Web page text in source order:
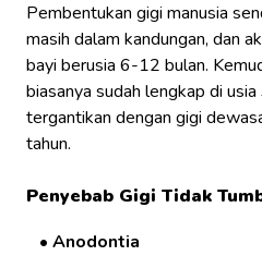
Pembentukan gigi manusia
masih dalam kandungan, dan
bayi berusia 6-12 bulan.
biasanya sudah lengkap di
tergantikan dengan gigi
tahun.
Penyebab Gigi Tidak
Anodontia